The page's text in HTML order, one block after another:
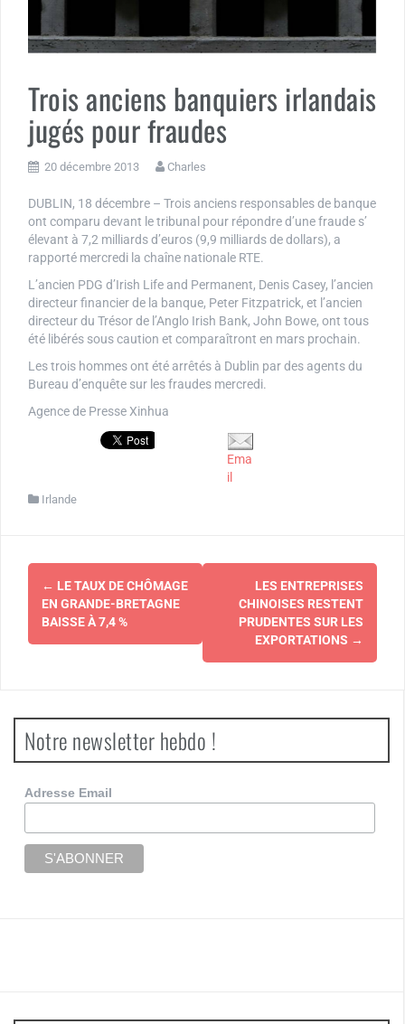
Trois anciens banquiers irlandais
jugés pour fraudes
20 décembre 2013 Charles
DUBLIN, 18 décembre – Trois anciens responsables de banque
ont comparu devant le tribunal pour répondre d’une fraude s’
élevant à 7,2 milliards d’euros (9,9 milliards de dollars), a
rapporté mercredi la chaîne nationale RTE.
L’ancien PDG d’Irish Life and Permanent, Denis Casey, l’ancien
directeur financier de la banque, Peter Fitzpatrick, et l’ancien
directeur du Trésor de l’Anglo Irish Bank, John Bowe, ont tous
été libérés sous caution et comparaîtront en mars prochain.
Les trois hommes ont été arrêtés à Dublin par des agents du
Bureau d’enquête sur les fraudes mercredi.
Agence de Presse Xinhua
Ema
il
Irlande
Navigation
d'article
← LE TAUX DE CHÔMAGE
EN GRANDE-BRETAGNE
BAISSE À 7,4 %
LES ENTREPRISES
CHINOISES RESTENT
PRUDENTES SUR LES
EXPORTATIONS →
Notre newsletter hebdo !
Adresse Email